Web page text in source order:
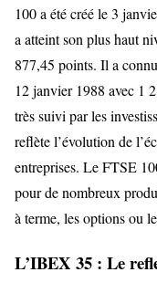
100 a été créé le 3
a atteint son plus haut
877,45 points. Il a
12 janvier 1988 avec 1
très suivi par les
reflète l’évolution de
entreprises. Le FTSE
pour de nombreux
à terme, les options ou
L’IBEX 35 : Le